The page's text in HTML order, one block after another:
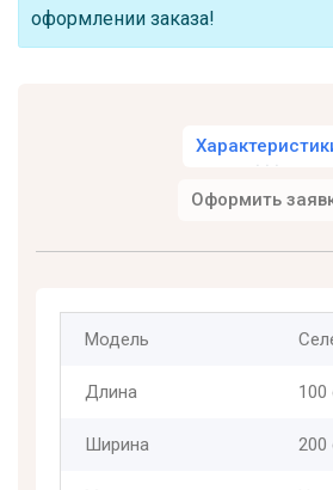
оформлении заказа!
Оформить
Модель
Длина 100
Ширина 200